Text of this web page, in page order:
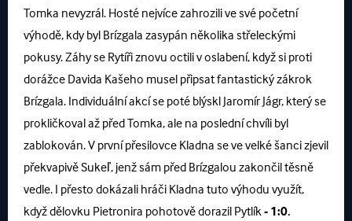
Tomka nevyzrál. Hosté nejvíce zahrozili ve své početní
výhodě, kdy byl Brízgala zasypán několika střeleckými
pokusy. Záhy se Rytíři znovu octili v oslabení, když si proti
dorážce Davida Kašeho musel připsat fantastický zákrok
Brízgala. Individuální akcí se poté blýskl Jaromír Jágr, který se
prokličkoval až před Tomka, ale na poslední chvíli byl
zablokován. V první přesilovce Kladna se ve velké šanci zjevil
překvapivě Sukeľ, jenž sám před Brízgalou zakončil těsně
vedle. I přesto dokázali hráči Kladna tuto výhodu využít,
když dělovku Pietronira pohotově dorazil Pytlík- 1:0.